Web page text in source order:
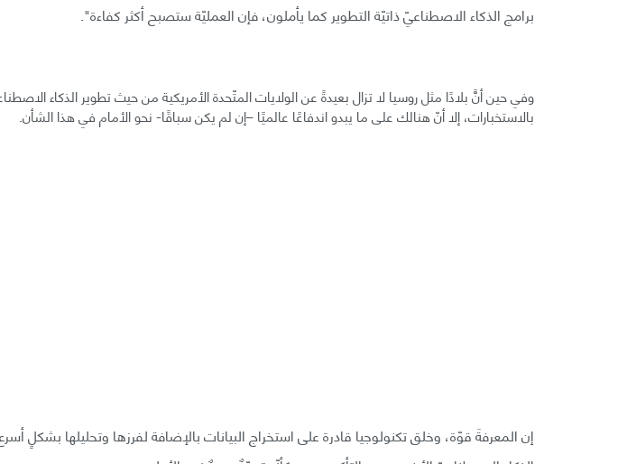
برامج الذكاء الاصطناعيّ ذاتيّة التطوير كما يأملون، فإن العمليّة ستصبح أكثر كفاءة".
وفي حين أنًّ بلادًا مثل روسيا لا تزال بعيدةً عن الولايات المتّحدة الأمريكية من حيث تطوير الذكاء
بالاستخبارات، إلا أنّ هنالك على ما يبدو اندفاعًا عالميًا –إن لم يكن سباقًا- نحو الأمام في هذا الشأن.
إن المعرفةَ قوّة، وخلق تكنولوجيا قادرة على استخراج البيانات بالإضافة لفرزها وتحليلها بشكلٍ